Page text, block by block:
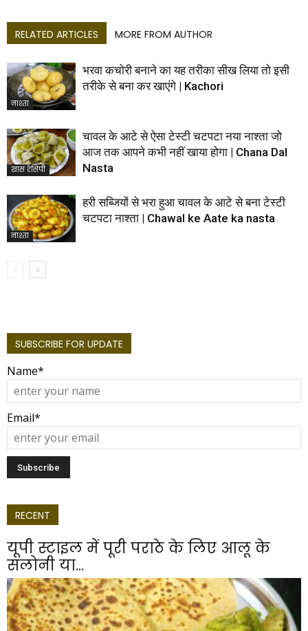
RELATED ARTICLES MORE FROM AUTHOR
नाश्ता
भरवा कचोरी बनाने का यह तरीका सीख लिया तो इसी
तरीके से बना कर खाएंगे | Kachori
खास रेसिपी
चावल के आटे से ऐसा टेस्टी चटपटा नया नाश्ता जो
आज तक आपने कभी नहीं खाया होगा | Chana Dal
Nasta
नाश्ता
हरी सब्जियों से भरा हुआ चावल के आटे से बना टेस्टी
चटपटा नाश्ता | Chawal ke Aate ka nasta
SUBSCRIBE FOR UPDATE
Name*
Email*
RECENT
यूपी स्टाइल में पूरी पराठे के लिए आलू के
सलोनी या...